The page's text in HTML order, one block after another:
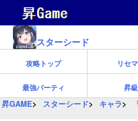
スターシード
攻略トップ リセ
最強パーティ 昇級
昇GAME スターシード キャラ